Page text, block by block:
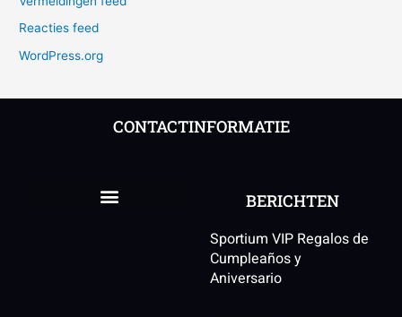
Reacties feed
WordPress.org
CONTACTINFORMATIE
BERICHTEN
Sportium VIP Regalos de
Cumpleaños y
Aniversario